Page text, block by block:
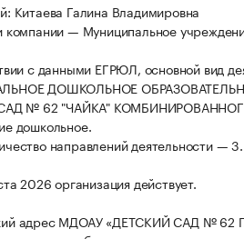
Китаева Галина Владимировна
компании — Муниципальное
с данными ЕГРЮЛ, основной вид
ДОШКОЛЬНОЕ
№ 62 "ЧАЙКА"
дошкольное.
направлений деятельности — 3.
2026 организация действует.
адрес МДОАУ «ДЕТСКИЙ САД № 62